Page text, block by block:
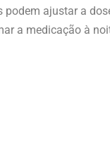
ajustar a
a medicação à